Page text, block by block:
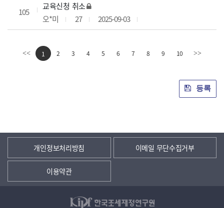
105
교육신청 취소
오*미
27 2025-09-03
<< 1 2 3 4 5 6 7 8 9 10 >>
등록
개인정보처리방침 이메일 무단수집거부
이용약관